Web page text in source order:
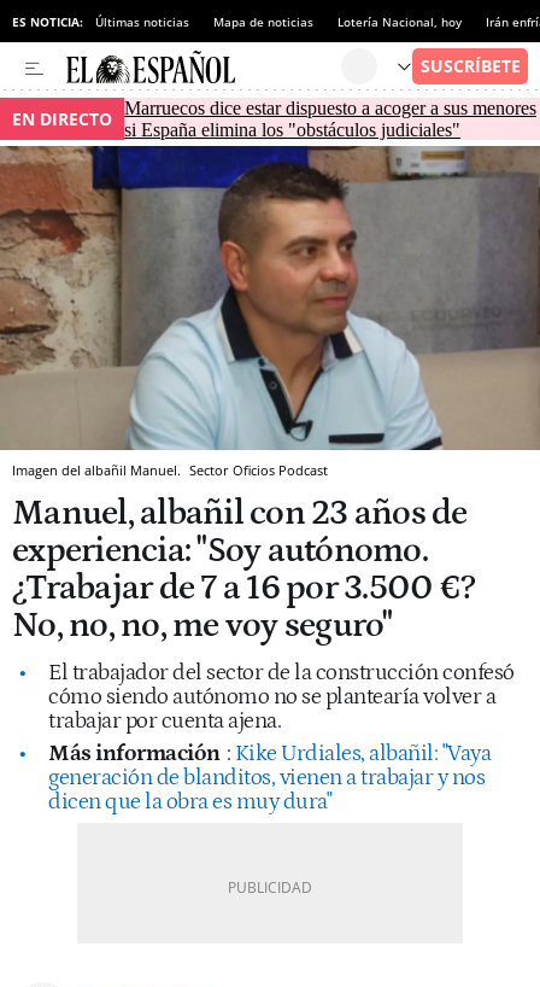
ES NOTICIA: Últimas noticias Mapa de noticias Lotería Nacional, hoy Irán
EN DIRECTO Marruecos dice estar dispuesto a acoger a sus menores
si España elimina los "obstáculos judiciales"
Imagen del albañil Manuel. Sector Oficios Podcast
Manuel, albañil con 23 años de
experiencia: "Soy autónomo.
¿Trabajar de 7 a 16 por 3.500 €?
No, no, no, me voy seguro"
El trabajador del sector de la construcción confesó
cómo siendo autónomo no se plantearía volver a
trabajar por cuenta ajena.
Más información : Kike Urdiales, albañil: "Vaya
generación de blanditos, vienen a trabajar y nos
dicen que la obra es muy dura"